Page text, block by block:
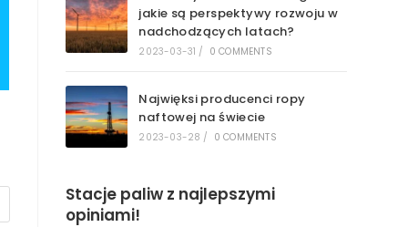
jakie są perspektywy rozwoju w
nadchodzących latach?
2023-03-31 / 0 COMMENTS
Najwięksi producenci ropy
naftowej na świecie
2023-03-28 / 0 COMMENTS
Stacje paliw z najlepszymi
opiniami!